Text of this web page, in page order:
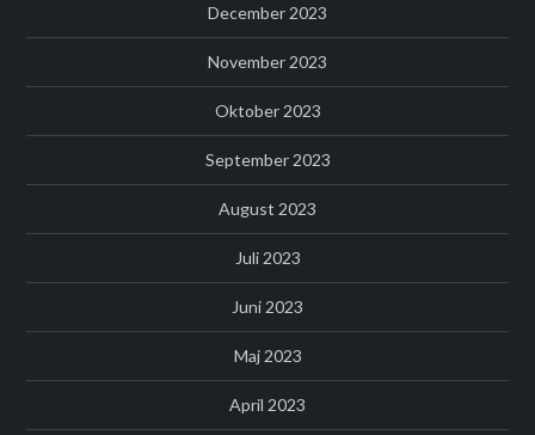
December 2023
November 2023
Oktober 2023
September 2023
August 2023
Juli 2023
Juni 2023
Maj 2023
April 2023